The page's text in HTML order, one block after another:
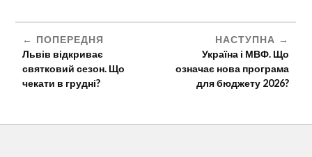
ПОПЕРЕДНЯ
Львів відкриває
святковий сезон. Що
чекати в грудні?
НАСТУПНА
Україна і МВФ. Що
означає нова програма
для бюджету 2026?